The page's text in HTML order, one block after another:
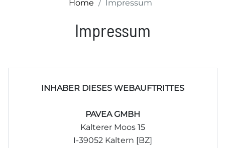
Home Impressum
Impressum
INHABER DIESES WEBAUFTRITTES
PAVEA GMBH
Kalterer Moos 15
I-39052 Kaltern [BZ]